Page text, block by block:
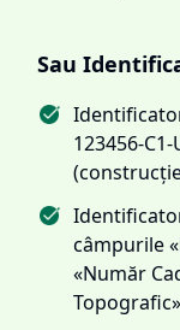
Sau
123456-
câmpurile
«Număr